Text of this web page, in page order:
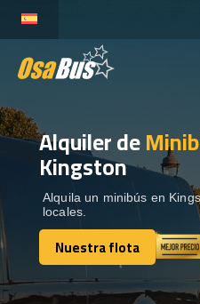
content
ALQUILER DE
DESTINOS
RECORRIDAS
Alquiler de
Kingston
Alquila un minibús en
locales.
Nuestra flota
Nuestra flota